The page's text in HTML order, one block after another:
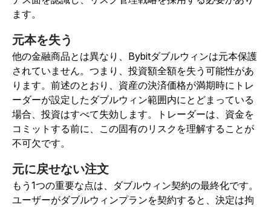
ます。
元本を失う
他の金融商品とは異なり、Bybitダブルウィンは元本保護
されていません。つまり、投資額全額を失う可能性があ
ります。前述のとおり、資産の決済価格が満期時にトレ
ーダーが設定したダブルウィン範囲内にとどまっている
場合、投資はすべて失効します。トレーダーは、資金を
コミットする前に、この固有のリスクを理解することが
不可欠です。
元に戻せない注文
もう1つの重要な点は、ダブルウィン契約の最終化です。
ユーザーがダブルウィンプランを契約すると、決定は拘